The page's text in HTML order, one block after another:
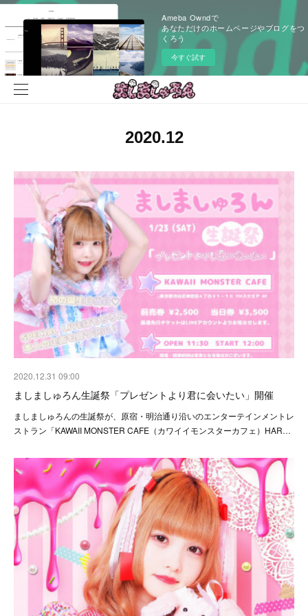
Ameba Owndで
あなただけのホームページやブログをつ
くろう
今すぐ試す
2020.12
2020.12.31 09:00
ましましゅろん生誕祭「プレゼントより君に会いたい」開催
ましましゅろんの生誕祭が、原宿・明治通り沿いのエンターテインメントレ
ストラン「KAWAII MONSTER CAFE（カワイイモンスターカフェ）HAR…